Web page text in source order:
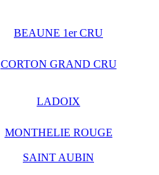
BEAUNE 1er CRU
CORTON GRAND CRU
LADOIX
MONTHELIE ROUGE
SAINT AUBIN